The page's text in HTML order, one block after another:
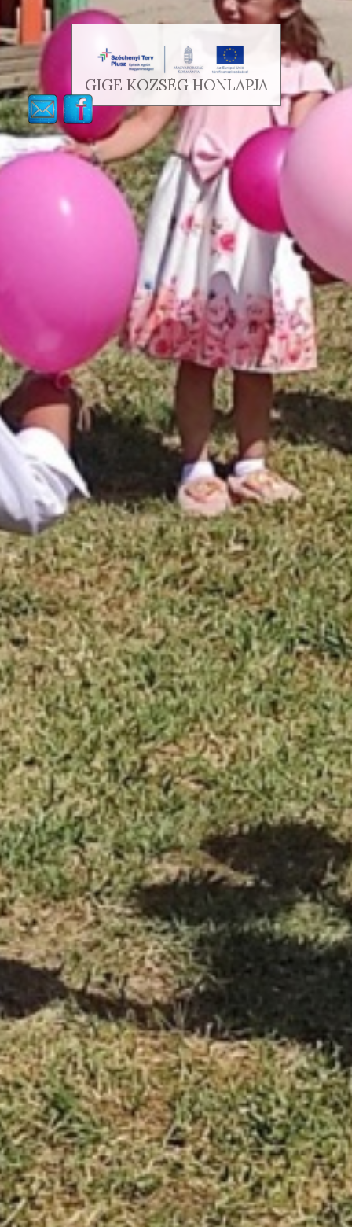
GIGE KÖZSÉG HONLAPJA